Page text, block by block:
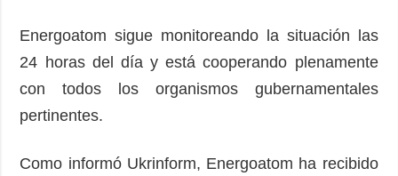
Energoatom sigue monitoreando la situación las
24 horas del día y está cooperando plenamente
con todos los organismos gubernamentales
pertinentes.
Como informó Ukrinform, Energoatom ha recibido